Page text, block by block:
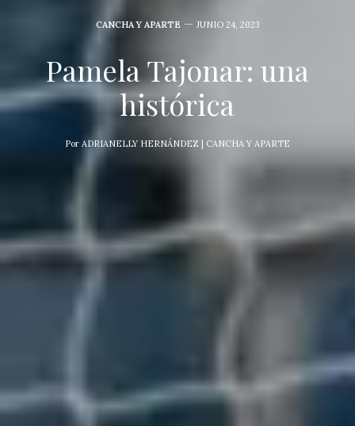
CANCHA Y APARTE JUNIO 24, 2023
Pamela Tajonar: una
histórica
Por ADRIANELLY HERNÁNDEZ | CANCHA Y APARTE